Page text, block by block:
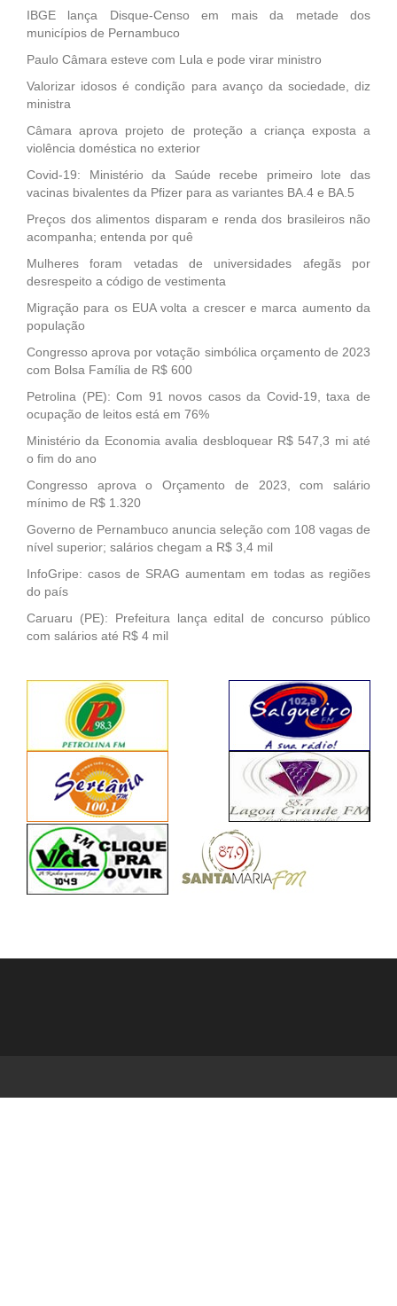
IBGE lança Disque-Censo em mais da metade dos
municípios de Pernambuco
Paulo Câmara esteve com Lula e pode virar ministro
Valorizar idosos é condição para avanço da sociedade, diz
ministra
Câmara aprova projeto de proteção a criança exposta a
violência doméstica no exterior
Covid-19: Ministério da Saúde recebe primeiro lote das
vacinas bivalentes da Pfizer para as variantes BA.4 e BA.5
Preços dos alimentos disparam e renda dos brasileiros não
acompanha; entenda por quê
Mulheres foram vetadas de universidades afegãs por
desrespeito a código de vestimenta
Migração para os EUA volta a crescer e marca aumento da
população
Congresso aprova por votação simbólica orçamento de 2023
com Bolsa Família de R$ 600
Petrolina (PE): Com 91 novos casos da Covid-19, taxa de
ocupação de leitos está em 76%
Ministério da Economia avalia desbloquear R$ 547,3 mi até
o fim do ano
Congresso aprova o Orçamento de 2023, com salário
mínimo de R$ 1.320
Governo de Pernambuco anuncia seleção com 108 vagas de
nível superior; salários chegam a R$ 3,4 mil
InfoGripe: casos de SRAG aumentam em todas as regiões
do país
Caruaru (PE): Prefeitura lança edital de concurso público
com salários até R$ 4 mil